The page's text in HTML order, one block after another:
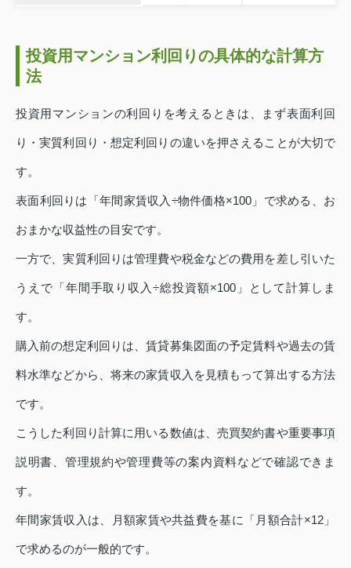
投資用マンション利回りの具体的な計算方
法
投資用マンションの利回りを考えるときは、まず表面利回
り・実質利回り・想定利回りの違いを押さえることが大切で
す。
表面利回りは「年間家賃収入÷物件価格×100」で求める、お
おまかな収益性の目安です。
一方で、実質利回りは管理費や税金などの費用を差し引いた
うえで「年間手取り収入÷総投資額×100」として計算しま
す。
購入前の想定利回りは、賃貸募集図面の予定賃料や過去の賃
料水準などから、将来の家賃収入を見積もって算出する方法
です。
こうした利回り計算に用いる数値は、売買契約書や重要事項
説明書、管理規約や管理費等の案内資料などで確認できま
す。
年間家賃収入は、月額家賃や共益費を基に「月額合計×12」
で求めるのが一般的です。